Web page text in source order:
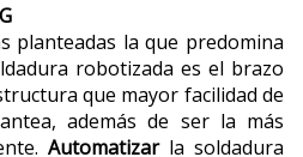
planteadas la que predomina
robotizada es el brazo
que mayor facilidad de
además de ser la más
Automatizarla soldadura